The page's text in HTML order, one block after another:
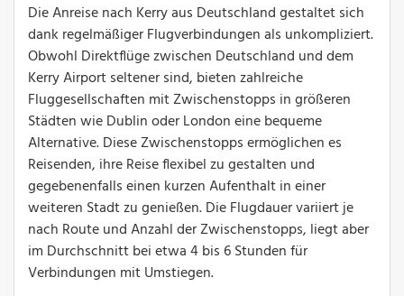
Die Anreise nach Kerry aus Deutschland gestaltet sich
dank regelmäßiger Flugverbindungen als unkompliziert.
Obwohl Direktflüge zwischen Deutschland und dem
Kerry Airport seltener sind, bieten zahlreiche
Fluggesellschaften mit Zwischenstopps in größeren
Städten wie Dublin oder London eine bequeme
Alternative. Diese Zwischenstopps ermöglichen es
Reisenden, ihre Reise flexibel zu gestalten und
gegebenenfalls einen kurzen Aufenthalt in einer
weiteren Stadt zu genießen. Die Flugdauer variiert je
nach Route und Anzahl der Zwischenstopps, liegt aber
im Durchschnitt bei etwa 4 bis 6 Stunden für
Verbindungen mit Umstiegen.